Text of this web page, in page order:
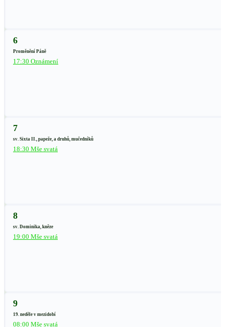
6
Proměnění Páně
17:30 Oznámení
7
sv. Sixta II., papeže, a druhů, mučedníků
18:30 Mše svatá
8
sv. Dominika, kněze
19:00 Mše svatá
9
19. neděle v mezidobí
08:00 Mše svatá